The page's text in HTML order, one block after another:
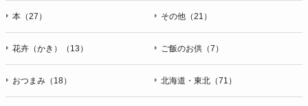
本（27） その他（21）
花卉（かき）（13） ご飯のお供（7）
おつまみ（18） 北海道・東北（71）